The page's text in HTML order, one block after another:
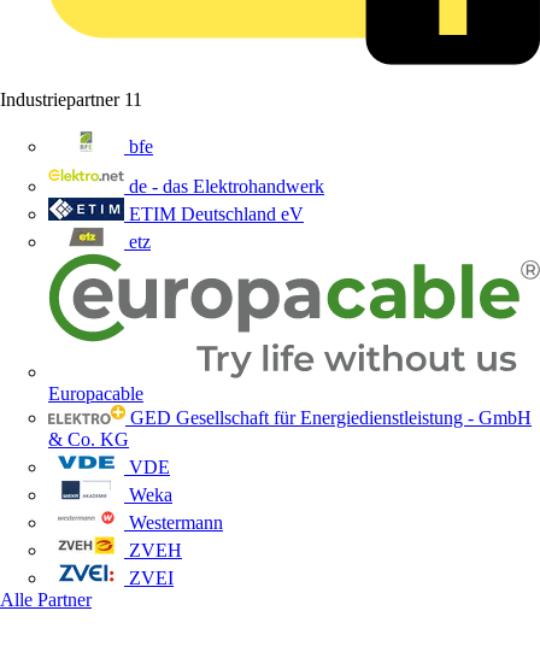
Industriepartner 11
bfe
de - das Elektrohandwerk
ETIM Deutschland eV
etz
Europacable
GED Gesellschaft für Energiedienstleistung - GmbH
& Co. KG
VDE
Weka
Westermann
ZVEH
ZVEI
Alle Partner